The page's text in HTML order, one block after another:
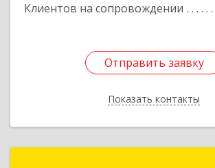
Клиентов на сопровождении
Отправить заявку
Показать контакты
Отправить заявку
Назад